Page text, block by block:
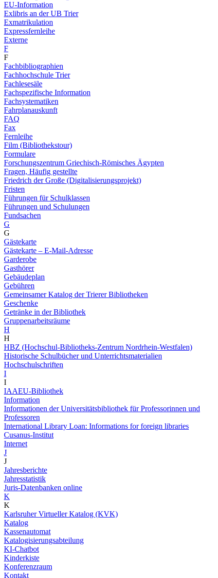
EU-Information
Exlibris an der UB Trier
Exmatrikulation
Expressfernleihe
Externe
F
F
Fachbibliographien
Fachhochschule Trier
Fachlesesäle
Fachspezifische Information
Fachsystematiken
Fahrplanauskunft
FAQ
Fax
Fernleihe
Film (Bibliothekstour)
Formulare
Forschungszentrum Griechisch-Römisches Ägypten
Fragen, Häufig gestellte
Friedrich der Große (Digitalisierungsprojekt)
Fristen
Führungen für Schulklassen
Führungen und Schulungen
Fundsachen
G
G
Gästekarte
Gästekarte – E-Mail-Adresse
Garderobe
Gasthörer
Gebäudeplan
Gebühren
Gemeinsamer Katalog der Trierer Bibliotheken
Geschenke
Getränke in der Bibliothek
Gruppenarbeitsräume
H
H
HBZ (Hochschul-Bibliotheks-Zentrum Nordrhein-Westfalen)
Historische Schulbücher und Unterrichtsmaterialien
Hochschulschriften
I
I
IAAEU-Bibliothek
Information
Informationen der Universitätsbibliothek für Professorinnen und
Professoren
International Library Loan: Informations for foreign libraries
Cusanus-Institut
Internet
J
J
Jahresberichte
Jahresstatistik
Juris-Datenbanken online
K
K
Karlsruher Virtueller Katalog (KVK)
Katalog
Kassenautomat
Katalogisierungsabteilung
KI-Chatbot
Kinderkiste
Konferenzraum
Kontakt